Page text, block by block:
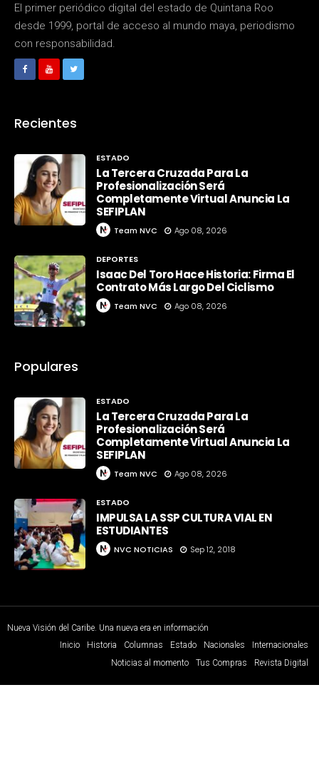
El primer periódico digital del estado de Quintana Roo
desde 1999, portal de acceso al mundo maya, periodismo
con responsabilidad.
Recientes
ESTADO
La Tercera Cruzada Para La
Profesionalización Será
Completamente Virtual Anuncia La
SEFIPLAN
Team NVC Ago 08, 2026
DEPORTES
Isaac Del Toro Hace Historia: Firma El
Contrato Más Largo Del Ciclismo
Team NVC Ago 08, 2026
Populares
ESTADO
La Tercera Cruzada Para La
Profesionalización Será
Completamente Virtual Anuncia La
SEFIPLAN
Team NVC Ago 08, 2026
ESTADO
IMPULSA LA SSP CULTURA VIAL EN
ESTUDIANTES
NVC NOTICIAS Sep 12, 2018
Nueva Visión del Caribe. Una nueva era en información
Inicio
Historia Columnas Estado Nacionales
Internacionales
Noticias al momento
Tus Compras Revista Digital